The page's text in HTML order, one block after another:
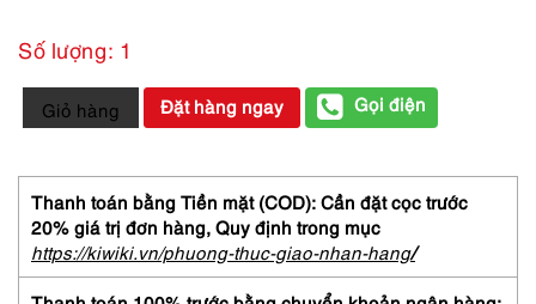
Số lượng: 1
2423-
Bông
nữ-
Fox
earrings-
Mới/chưa
sử
Giỏ hàng Đặt hàng ngay Gọi điện
Thanh toán bằng Tiền mặt (COD): Cần đặt cọc trước
20% giá trị đơn hàng, Quy định trong mục
https://kiwiki.vn/phuong-thuc-giao-nhan-hang/